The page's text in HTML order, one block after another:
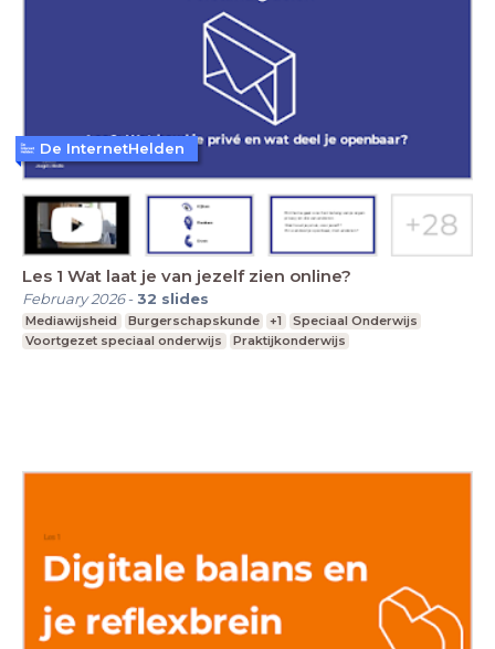
Les 1 Wat laat je van jezelf zien online?
February 2026-32 slides
Mediawijsheid Burgerschapskunde +1
Speciaal Onderwijs
Voortgezet speciaal onderwijs
Praktijkonderwijs
De InternetHelden